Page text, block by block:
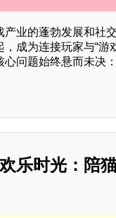
业的蓬勃发展和社
，成为连接玩家与“游
心问题始终悬而未决
乐时光：陪